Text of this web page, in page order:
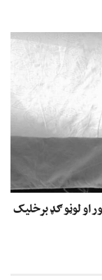
او لوڼو ګډ برخلیک